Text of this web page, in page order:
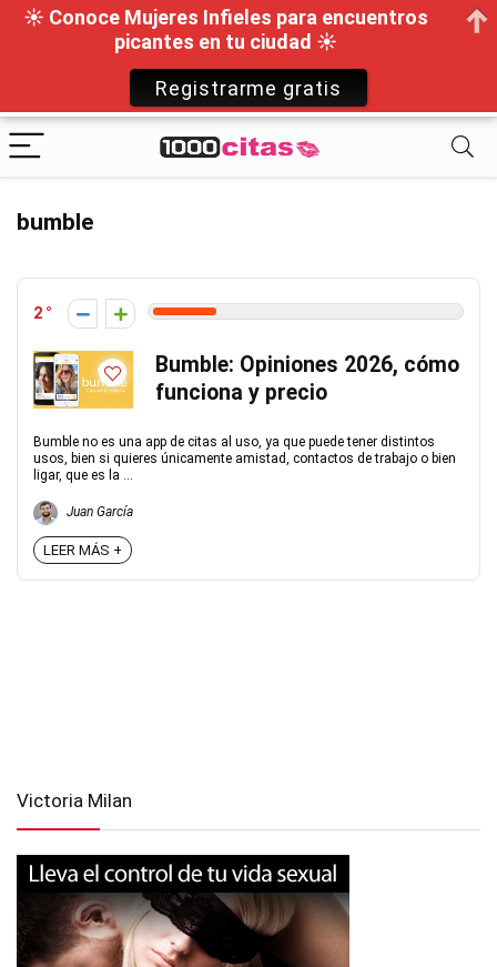
bumble
2
Bumble: Opiniones 2026, cómo
funciona y precio
Bumble no es una app de citas al uso, ya que puede tener distintos
usos, bien si quieres únicamente amistad, contactos de trabajo o bien
ligar, que es la ...
Juan García
LEER MÁS +
Victoria Milan
☀ Conoce Mujeres Infieles para encuentros
picantes en tu ciudad ☀
Registrarme gratis